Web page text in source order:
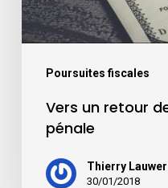
Poursuites fiscales
Vers un retour
pénale
Thierry
30/01/2018